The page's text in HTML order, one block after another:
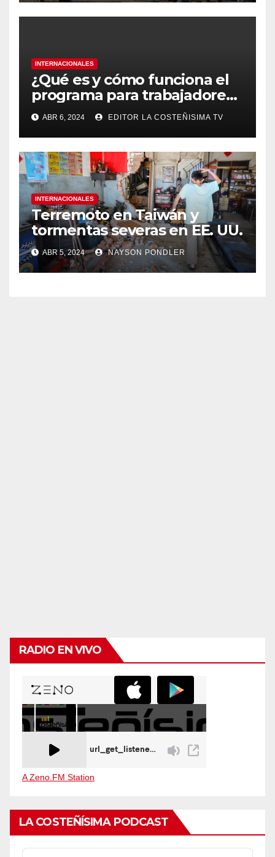
INTERNACIONALES
¿Qué es y cómo funciona el
programa para trabajadores
migrantes de Panamá y
Nicaragua en Costa Rica?
ABR 6, 2024 EDITOR LA COSTEÑISIMA TV
INTERNACIONALES
Terremoto en Taiwán y
tormentas severas en EE. UU.￼
ABR 5, 2024 NAYSON PONDLER
RADIO EN VIVO
A Zeno.FM Station
LA COSTEÑÍSIMA PODCAST
Audio